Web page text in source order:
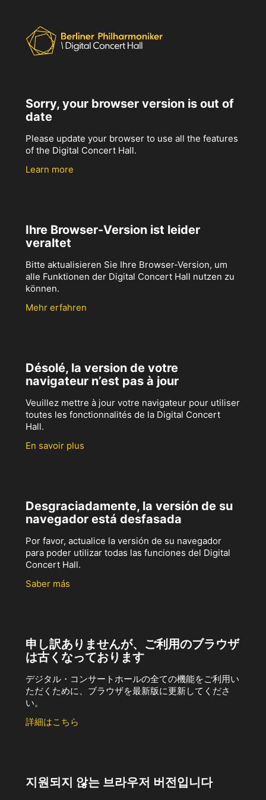
Sorry, your browser version is out of
date
Please update your browser to use all the features
of the Digital Concert Hall.
Learn more
Ihre Browser-Version ist leider
veraltet
Bitte aktualisieren Sie Ihre Browser-Version, um
alle Funktionen der Digital Concert Hall nutzen zu
können.
Mehr erfahren
Désolé, la version de votre
navigateur n’est pas à jour
Veuillez mettre à jour votre navigateur pour utiliser
toutes les fonctionnalités de la Digital Concert
Hall.
En savoir plus
Desgraciadamente, la versión de su
navegador está desfasada
Por favor, actualice la versión de su navegador
para poder utilizar todas las funciones del Digital
Concert Hall.
Saber más
申し訳ありませんが、ご利用のブラウザ
は古くなっております
デジタル・コンサートホールの全ての機能をご利用い
ただくために、ブラウザを最新版に更新してくださ
い。
詳細はこちら
지원되지 않는 브라우저 버전입니다